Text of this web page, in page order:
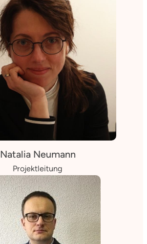
Natalia Neumann
Projektleitung